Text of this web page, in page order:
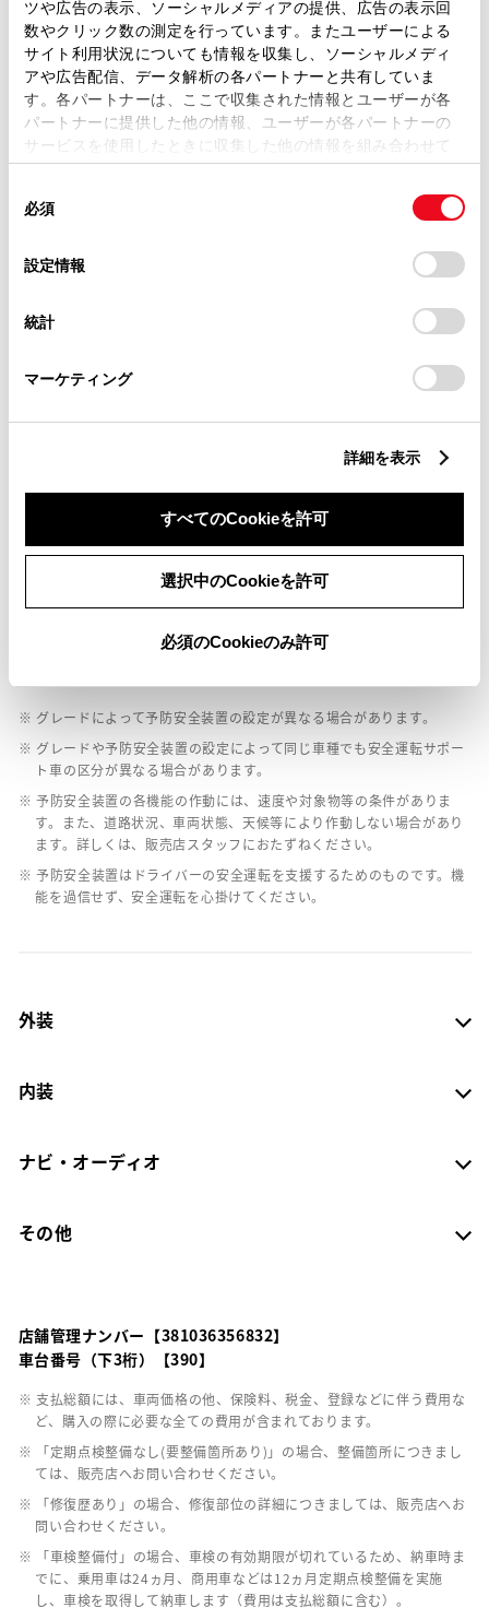
ツや広告の表示、ソーシャルメディアの提供、広告の表示回
数やクリック数の測定を行っています。またユーザーによる
サイト利用状況についても情報を収集し、ソーシャルメディ
アや広告配信、データ解析の各パートナーと共有していま
す。各パートナーは、ここで収集された情報とユーザーが各
パートナーに提供した他の情報、ユーザーが各パートナーの
サービスを使用したときに収集した他の情報を組み合わせて
使用することがあります。当ウェブサイトの使用を続行する
デバイスにすべてのCookie(クッキー)が保存されることに同
意したことになります。Cookie(クッキー)のオプトアウト、
設定の変更、同意を撤回したりするにあたっては、当社の
「Cookie（クッキー）情報の取り扱いについて
」をご覧くだ
必須
設定情報
統計
マーケティング
詳細を表示
すべてのCookieを許可
選択中のCookieを許可
必須のCookieのみ許可
クルーズコントロール
先進ライト
ドライブレコーダー
ｲﾝﾃﾘｼﾞｪﾝﾄｸﾘｱﾗﾝｽｿﾅｰ・ｽﾏｰﾄｱｼｽﾄ
パノラミックビューモニター（全周囲カメラ）
バックモニター
※ グレードによって予防安全装置の設定が異なる場合があります。
※ グレードや予防安全装置の設定によって同じ車種でも安全運転サポー
ト車の区分が異なる場合があります。
※ 予防安全装置の各機能の作動には、速度や対象物等の条件がありま
す。また、道路状況、車両状態、天候等により作動しない場合があり
ます。詳しくは、販売店スタッフにおたずねください。
※ 予防安全装置はドライバーの安全運転を支援するためのものです。機
能を過信せず、安全運転を心掛けてください。
外装
内装
ナビ・オーディオ
その他
店舗管理ナンバー【381036356832】
車台番号（下3桁）【390】
※ 支払総額には、車両価格の他、保険料、税金、登録などに伴う費用な
ど、購入の際に必要な全ての費用が含まれております。
※ 「定期点検整備なし(要整備箇所あり)」の場合、整備箇所につきまし
ては、販売店へお問い合わせください。
※ 「修復歴あり」の場合、修復部位の詳細につきましては、販売店へお
問い合わせください。
※ 「車検整備付」の場合、車検の有効期限が切れているため、納車時ま
でに、乗用車は24ヵ月、商用車などは12ヵ月定期点検整備を実施
し、車検を取得して納車します（費用は支払総額に含む）。